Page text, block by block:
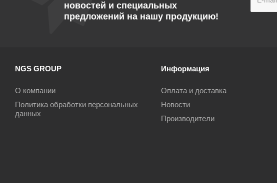
новостей и специальных
предложений на нашу продукцию!
NGS GROUP
О компании
Политика обработки персональных
данных
Информация
Оплата и доставка
Новости
Производители